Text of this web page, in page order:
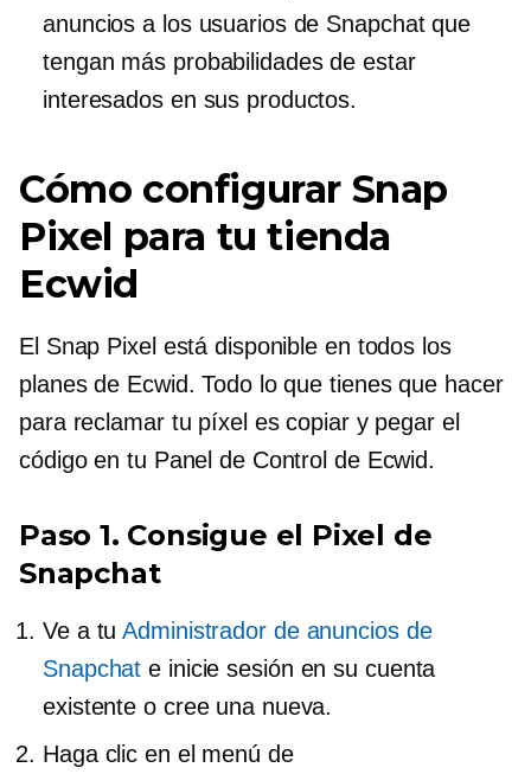
anuncios a los usuarios de Snapchat que
tengan más probabilidades de estar
interesados ​​en sus productos.
Cómo configurar Snap
Pixel para tu tienda
Ecwid
El Snap Pixel está disponible en todos los
planes de Ecwid. Todo lo que tienes que hacer
para reclamar tu píxel es copiar y pegar el
código en tu Panel de Control de Ecwid.
Paso 1. Consigue el Pixel de
Snapchat
Ve a tuAdministrador de anuncios de
Snapchat e inicie sesión en su cuenta
existente o cree una nueva.
Haga clic en el menú de